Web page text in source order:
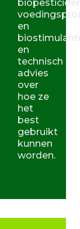
en
en
technisch
advies
over
hoe ze
het
best
gebruikt
kunnen
worden.